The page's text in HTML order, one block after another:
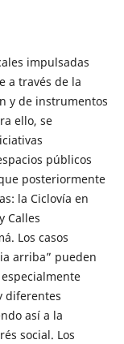
impulsadas
a través de la
y de instrumentos
ello, se
públicos
posteriormente
la Ciclovía en
Calles
Los casos
arriba” pueden
diferentes
así a la
social. Los